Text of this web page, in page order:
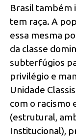
Brasil também
tem raça. A
essa mesma
da classe
subterfúgios
privilégio e
Unidade
com o racismo
(estrutural,
Institucional),